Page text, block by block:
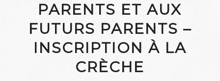
PARENTS ET AUX
FUTURS PARENTS –
INSCRIPTION À LA
CRÈCHE